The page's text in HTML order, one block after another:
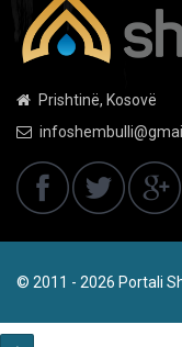
Prishtinë, Kosovë
© 2011 - 2026 Portali